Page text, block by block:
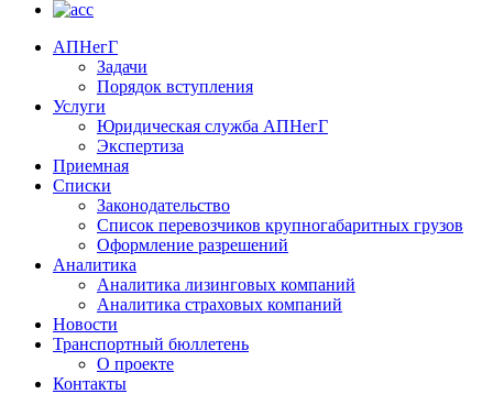
АПНегГ
Задачи
Порядок вступления
Услуги
Юридическая служба АПНегГ
Экспертиза
Приемная
Списки
Законодательство
Список перевозчиков крупногабаритных грузов
Оформление разрешений
Аналитика
Аналитика лизинговых компаний
Aналитика страховых компаний
Новости
Транспортный бюллетень
О проекте
Контакты